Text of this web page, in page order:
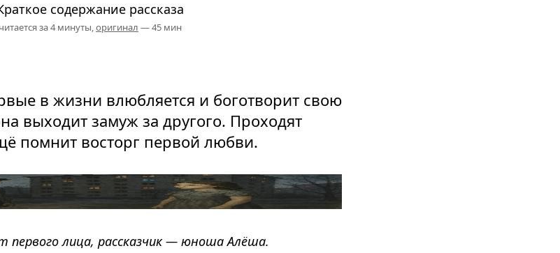
содержание рассказа
читается за 4 минуты,оригинал — 45 мин
в жизни влюбляется и боготворит свою
выходит замуж за другого. Проходят
помнит восторг первой любви.
первого лица, рассказчик — юноша Алёша.